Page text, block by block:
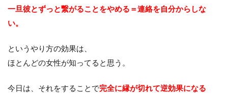
一旦彼とずっと繋がることをやめる＝連絡を自分からしな
い。
というやり方の効果は、
ほとんどの女性が知ってると思う。
今日は、それをすることで完全に縁が切れて逆効果になる